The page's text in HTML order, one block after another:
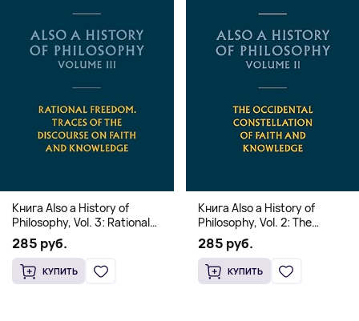
Книга Also a History of
Philosophy, Vol. 3: Rational
Freedom. Traces of the
Discourse on Faith and
Knowledge (Твердый
переплет)
285 руб.
КУПИТЬ
Книга Also a History of
Philosophy, Vol. 2: The
Occidental Constellation of
Faith and Knowledge
(Твердый переплет)
285 руб.
КУПИТЬ